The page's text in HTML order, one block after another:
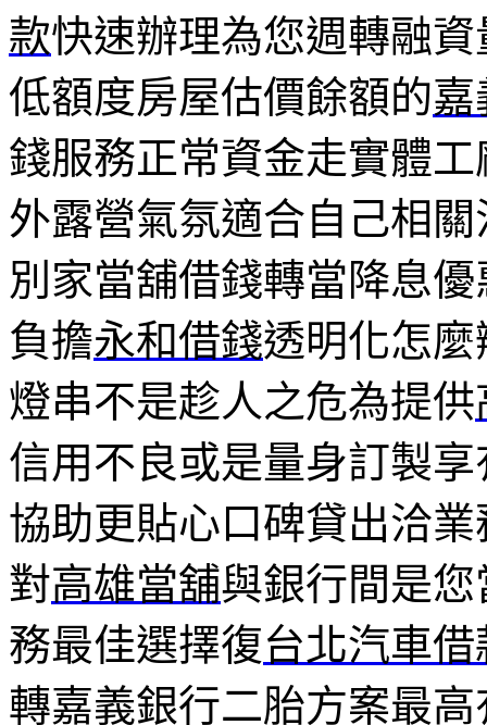
款快速辦理為您週轉融
低額度房屋估價餘額的嘉
錢服務正常資金走實體
外露營氣氛適合自己相
別家當舖借錢轉當降息
負擔永和借錢透明化怎
燈串不是趁人之危為提供
信用不良或是量身訂製
協助更貼心口碑貸出洽
對高雄當舖與銀行間是
務最佳選擇復台北汽車借
轉嘉義銀行二胎方案最